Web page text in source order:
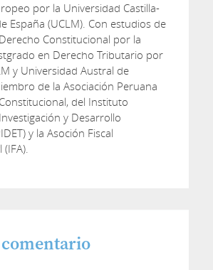
por la Universidad Castilla-
España (UCLM). Con estudios de
Constitucional por la
en Derecho Tributario por
y Universidad Austral de
de la Asociación Peruana
del Instituto
y Desarrollo
y la Asoción Fiscal